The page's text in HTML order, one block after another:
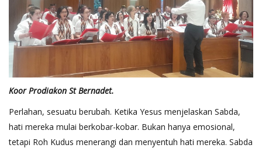
Koor Prodiakon St Bernadet.
Perlahan, sesuatu berubah. Ketika Yesus menjelaskan Sabda,
hati mereka mulai berkobar-kobar. Bukan hanya emosional,
tetapi Roh Kudus menerangi dan menyentuh hati mereka. Sabda